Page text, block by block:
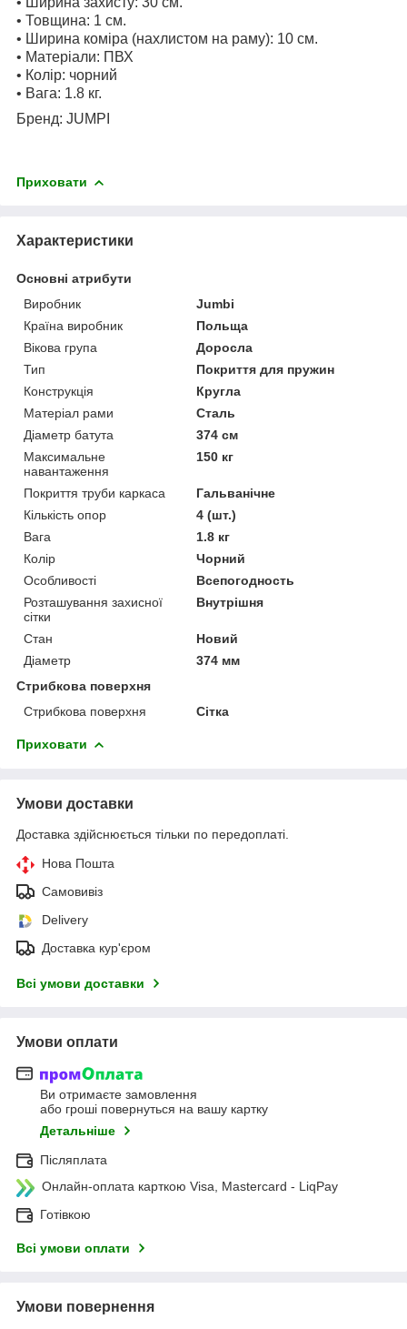
• Товщина: 1 см.
• Ширина коміра (нахлистом на раму): 10 см.
• Матеріали: ПВХ
• Колір: чорний
• Вага: 1.8 кг.
Бренд: JUMPI
Приховати
Характеристики
Основні атрибути
Виробник
Jumbi
Країна виробник
Польща
Вікова група
Доросла
Тип
Покриття для пружин
Конструкція
Кругла
Матеріал рами
Сталь
Діаметр батута
374 см
Максимальне
навантаження
150 кг
Покриття труби каркаса
Гальванічне
Кількість опор
4 (шт.)
Вага
1.8 кг
Колір
Чорний
Особливості
Всепогодность
Розташування захисної
сітки
Внутрішня
Стан
Новий
Діаметр
374 мм
Стрибкова поверхня
Стрибкова поверхня
Сітка
Приховати
Умови доставки
Доставка здійснюється тільки по передоплаті.
Нова Пошта
Самовивіз
Delivery
Доставка кур'єром
Всі умови доставки
Умови оплати
Ви отримаєте замовлення
або гроші повернуться на вашу картку
Детальніше
Післяплата
Онлайн-оплата карткою Visa, Mastercard - LiqPay
Готівкою
Всі умови оплати
Умови повернення